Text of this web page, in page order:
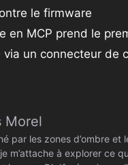
le firmware
en MCP prend le
un connecteur de
Morel
par les zones d’ombre et
m’attache à explorer ce